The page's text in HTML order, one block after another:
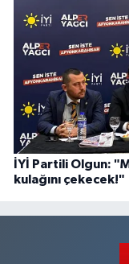
İYİ Partili Olgun:
kulağını çekecek!"